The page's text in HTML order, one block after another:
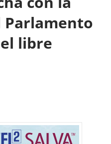
Parlamento
libre